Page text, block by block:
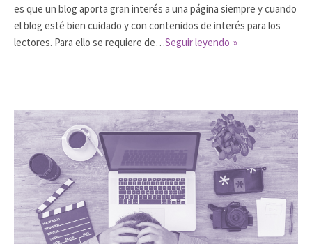
es que un blog aporta gran interés a una página siempre y cuando
el blog esté bien cuidado y con contenidos de interés para los
lectores. Para ello se requiere de…Seguir leyendo